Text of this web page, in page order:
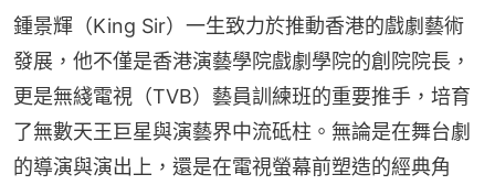
鍾景輝（King Sir）一生致力於推動香港的戲劇藝術
發展，他不僅是香港演藝學院戲劇學院的創院院長，
更是無綫電視（TVB）藝員訓練班的重要推手，培育
了無數天王巨星與演藝界中流砥柱。無論是在舞台劇
的導演與演出上，還是在電視螢幕前塑造的經典角